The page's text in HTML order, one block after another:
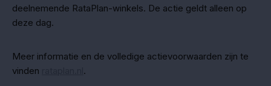
deelnemende RataPlan-winkels. De actie geldt alleen op
deze dag.
Meer informatie en de volledige actievoorwaarden zijn te
vinden
.